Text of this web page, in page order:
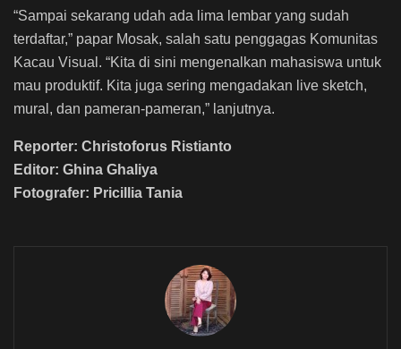
“Sampai sekarang udah ada lima lembar yang sudah
terdaftar,” papar Mosak, salah satu penggagas Komunitas
Kacau Visual. “Kita di sini mengenalkan mahasiswa untuk
mau produktif. Kita juga sering mengadakan live sketch,
mural, dan pameran-pameran,” lanjutnya.
Reporter: Christoforus Ristianto
Editor: Ghina Ghaliya
Fotografer: Pricillia Tania